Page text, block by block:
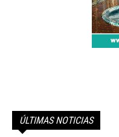
ÚLTIMAS NOTICIAS